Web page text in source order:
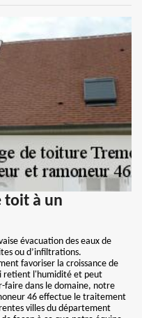
toit à un
évacuation des eaux de
ou d’infiltrations.
favoriser la croissance de
retient l'humidité et peut
faire dans le domaine, notre
46 effectue le traitement
villes du département